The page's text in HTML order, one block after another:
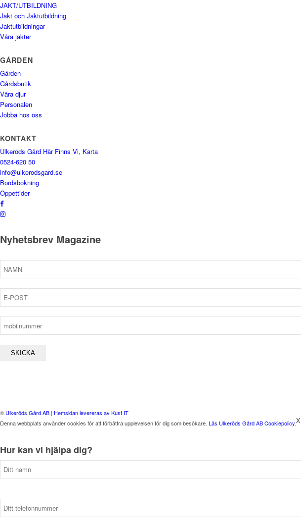
JAKT/UTBILDNING
Jakt och Jaktutbildning
Jaktutbildningar
Våra jakter
GÅRDEN
Gården
Gårdsbutik
Våra djur
Personalen
Jobba hos oss
KONTAKT
Ulkeröds Gård Här Finns Vi, Karta
0524-620 50
info@ulkerodsgard.se
Bordsbokning
Öppettider
Nyhetsbrev Magazine
© Ulkeröds Gård AB | Hemsidan levereras av Kust IT
Denna webbplats använder cookies för att förbättra upplevelsen för dig som besökare. Läs Ulkeröds Gård AB Cookiepolicy.X
Hur kan vi hjälpa dig?